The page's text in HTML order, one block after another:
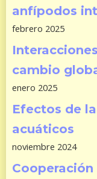
anfípodos
febrero 2025
cambio
enero 2025
Efectos de
acuáticos
noviembre 2024